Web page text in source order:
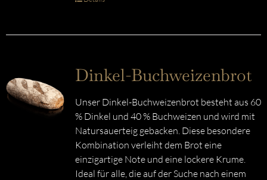
Dinkel-Buchweizenbrot
Unser Dinkel-Buchweizenbrot besteht aus 60
% Dinkel und 40 % Buchweizen und wird mit
Natursauerteig gebacken. Diese besondere
Kombination verleiht dem Brot eine
einzigartige Note und eine lockere Krume.
Ideal für alle, die auf der Suche nach einem